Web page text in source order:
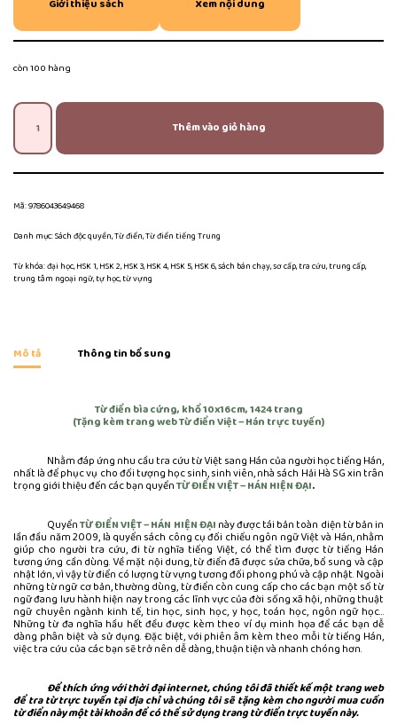
Giới thiệu sách Xem nội dung
còn 100 hàng
Thêm vào giỏ hàng
Mã:9786043649468
Danh mục:Sách độc quyền,Từ điển,Từ điển tiếng Trung
Từ khóa:đại học,HSK 1,HSK 2,HSK 3,HSK 4,HSK 5,HSK 6,sách bán chạy,sơ cấp,tra cứu,trung cấp,
trung tâm ngoại ngữ,tự học,từ vựng
Mô tả Thông tin bổ sung
Từ điển bìa cứng, khổ 10x16cm, 1424 trang
(Tặng kèm trang web Từ điển Việt – Hán trực tuyến)
Nhằm đáp ứng nhu cầu tra cứu từ Việt sang Hán của người học tiếng Hán,
nhất là để phục vụ cho đối tượng học sinh, sinh viên, nhà sách Hải Hà SG xin trân
trọng giới thiệu đến các bạn quyểnTỪ ĐIỂN VIỆT – HÁN HIỆN ĐẠI.
QuyểnTỪ ĐIỂN VIỆT – HÁN HIỆN ĐẠI này được tái bản toàn diện từ bản in
lần đầu năm 2009, là quyển sách công cụ đối chiếu ngôn ngữ Việt và Hán, nhằm
giúp cho người tra cứu, đi từ nghĩa tiếng Việt, có thể tìm được từ tiếng Hán
tương ứng cần dùng. Về mặt nội dung, từ điển đã được sửa chữa, bổ sung và cập
nhật lớn, vì vậy từ điển có lượng từ vựng tương đối phong phú và cập nhật. Ngoài
những từ ngữ cơ bản, thường dùng, từ điển còn cung cấp cho các bạn một số từ
ngữ đang lưu hành hiện nay trong các lĩnh vực của đời sống xã hội, những thuật
ngữ chuyên ngành kinh tế, tin học, sinh học, y học, toán học, ngôn ngữ học…
Những từ đa nghĩa hầu hết đều được kèm theo ví dụ minh họa để các bạn dễ
dàng phân biệt và sử dụng. Đặc biệt, với phiên âm kèm theo mỗi từ tiếng Hán,
việc tra cứu của các bạn sẽ trở nên dễ dàng, thuận tiện và nhanh chóng hơn.
Để thích ứng với thời đại internet, chúng tôi đã thiết kế một trang web
để tra từ trực tuyến tại địa chỉ và chúng tôi sẽ tặng kèm cho người mua cuốn
từ điển này một tài khoản để có thể sử dụng trang từ điển trực tuyến này.